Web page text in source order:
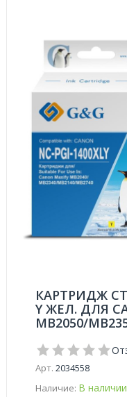
КАРТРИДЖ
Y ЖЕЛ. ДЛЯ
MB2050/
Арт. 2034558
Наличие: В наличии